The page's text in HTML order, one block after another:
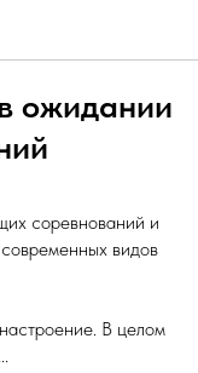
соревнований и
видов
В целом